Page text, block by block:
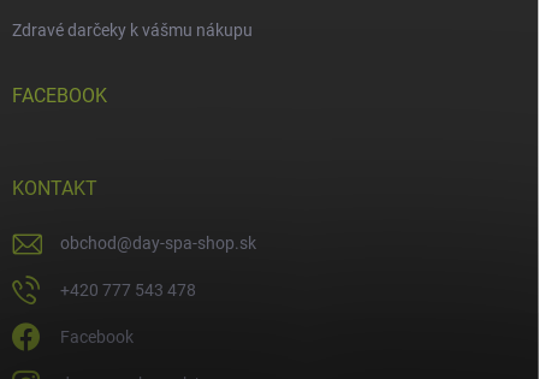
Zdravé darčeky k vášmu nákupu
FACEBOOK
KONTAKT
obchod@day-spa-shop.sk
+420 777 543 478
Facebook